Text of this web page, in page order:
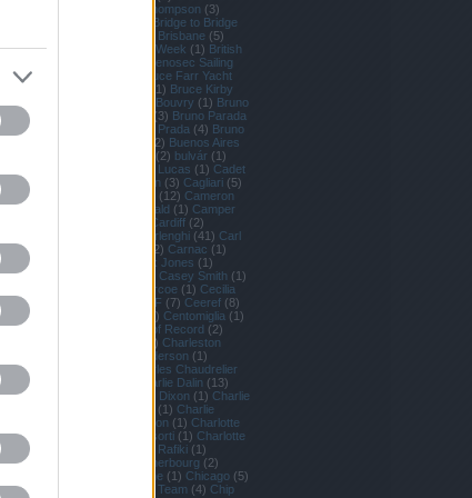
Brian Thompson (3)
Bridge to Bridge
Brisbane (5)
Britannia
British Classic Week (1) British
Bronenosec Sailing
Team
Bruce Farr Yacht
1) Bruce Kirby
(4) Bruno Bouvry (1) Bruno
Garcia
(3) Bruno Parada
Bruno Peyron Bruno Prada (4) Bruno
2) Buenos Aires
(2) bulvár (1)
Cabo San Lucas (1) Cadet
Cadiz Caen (3) Cagliari (5)
Calm
(12) Cameron
Cameron Macdonald (1) Camper
Cardiff (2)
Carlo Borlenghi (41) Carl
Smith
2) Carnac (1)
Carolijn Bouwer
Carrack Jones (1)
Cartagena
Casey Smith (1)
Cathy Vercoe (1) Cecilia
Carranza Saroli
CEEREF (7) Ceeref (8)
Celestial
) Centomiglia (1)
Cesenatico
Challenger of Record (2)
) Charleston
Charles Anderson (1)
Charles Caudrelier
Charles Chaudrelier
Charles Hedrich Charlie Dalin (13)
Charlie Diekman
Charlie Dixon (1) Charlie
(1) Charlie
Charline Picon (1) Charlotte
Borghesi
Charlotte Consorti (1) Charlotte
Yven
Cheeki Rafiki (1)
Cheminées Poujoulat
Cherbourg (2)
Cheyenne (1) Chicago (5)
Chile
China Team (4) Chip